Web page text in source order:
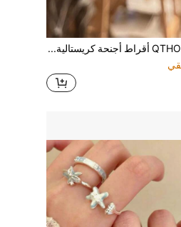
QTHOPE أقراط أجنحة كريستالية فاخرة للنساء، مشبك غضروف الأذن بتصميم أنيق، مجوهرات لامعة بارزة لحفلات الزفاف والحفلات، هدية للفتيات